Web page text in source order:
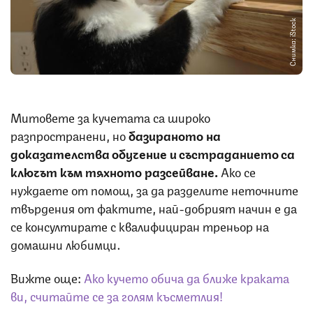
Снимка: iStock
Митовете за кучетата са широко
разпространени, нобазираното на
доказателства обучение и състраданието са
ключът към тяхното разсейване.Ако се
нуждаете от помощ, за да разделите неточните
твърдения от фактите, най-добрият начин е да
се консултирате с квалифициран треньор на
домашни любимци.
Вижте още: Ако кучето обича да ближе краката
ви, считайте се за голям късметлия!